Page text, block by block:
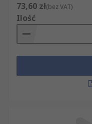
73,60 zł(bez VAT)
Ilość